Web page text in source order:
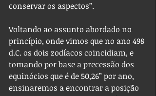
conservar os aspectos”.
Voltando ao assunto abordado no
princípio, onde vimos que no ano 498
d.C. os dois zodíacos coincidiam, e
tomando por base a precessão dos
equinócios que é de 50,26” por ano,
ensinaremos a encontrar a posição